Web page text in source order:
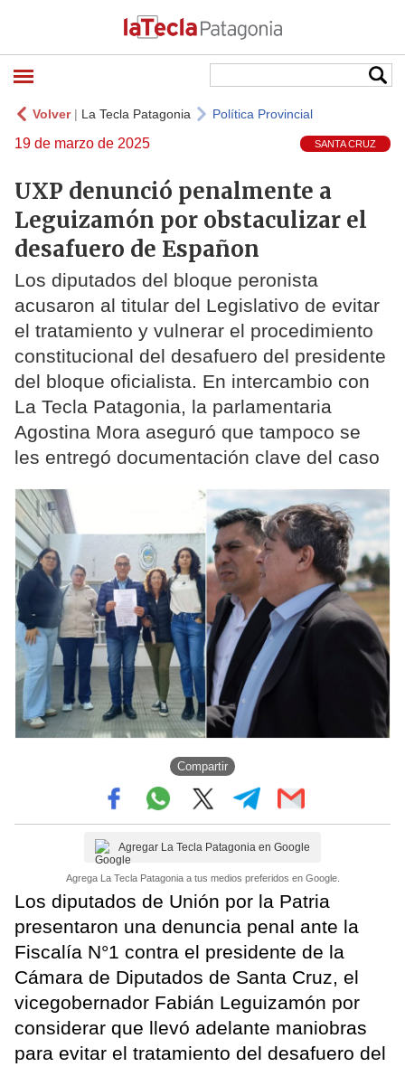
Volver| La Tecla Patagonia Política Provincial
19 de marzo de 2025 SANTA CRUZ
UXP denunció penalmente a
Leguizamón por obstaculizar el
desafuero de Españon
Los diputados del bloque peronista
acusaron al titular del Legislativo de evitar
el tratamiento y vulnerar el procedimiento
constitucional del desafuero del presidente
del bloque oficialista. En intercambio con
La Tecla Patagonia, la parlamentaria
Agostina Mora aseguró que tampoco se
les entregó documentación clave del caso
Compartir
Agregar La Tecla Patagonia en Google
Agrega La Tecla Patagonia a tus medios preferidos en Google.
Los diputados de Unión por la Patria
presentaron una denuncia penal ante la
Fiscalía N°1 contra el presidente de la
Cámara de Diputados de Santa Cruz, el
vicegobernador Fabián Leguizamón por
considerar que llevó adelante maniobras
para evitar el tratamiento del desafuero del